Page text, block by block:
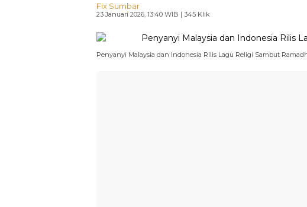
Fix Sumbar
23 Januari 2026, 13:40 WIB | 345 Klik
Penyanyi Malaysia dan Indonesia Rilis Lagu Religi Sambut